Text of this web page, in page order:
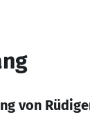
von